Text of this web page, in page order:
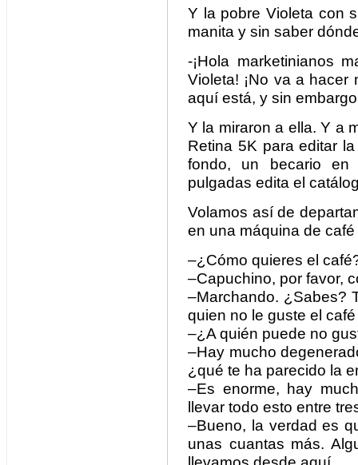
Y la pobre Violeta con
manita y sin saber
-¡Hola marketinianos
Violeta! ¡No va a hacer
aquí está, y sin
Y la miraron a ella. Y a
Retina 5K para editar
fondo, un becario
pulgadas edita el
Volamos así de
en una máquina de
–¿Cómo quieres el
–Capuchino, por favor,
–Marchando. ¿Sabes?
quien no le guste el
–¿A quién puede no
–Hay mucho
¿qué te ha parecido la
–Es enorme, hay
llevar todo esto entre
–Bueno, la verdad es
unas cuantas más.